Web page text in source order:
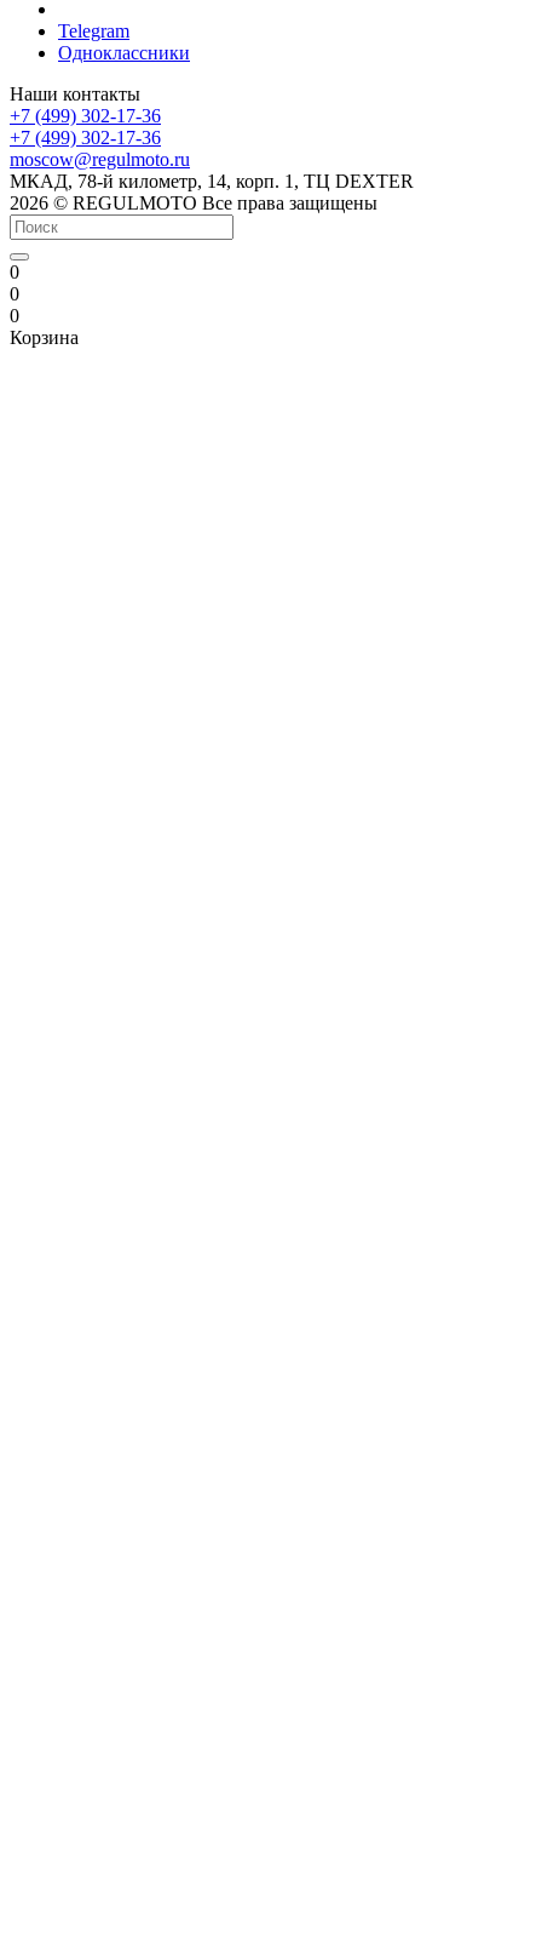
Telegram
Одноклассники
Наши контакты
+7 (499) 302-17-36
+7 (499) 302-17-36
moscow@regulmoto.ru
МКАД, 78-й километр, 14, корп. 1, ТЦ DEXTER
2026 © REGULMOTO Все права защищены
0
0
0
Корзина